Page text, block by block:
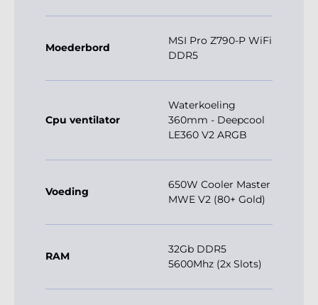
Moederbord
MSI Pro Z790-P WiFi
DDR5
Cpu ventilator
Waterkoeling
360mm - Deepcool
LE360 V2 ARGB
Voeding
650W Cooler Master
MWE V2 (80+ Gold)
RAM
32Gb DDR5
5600Mhz (2x Slots)